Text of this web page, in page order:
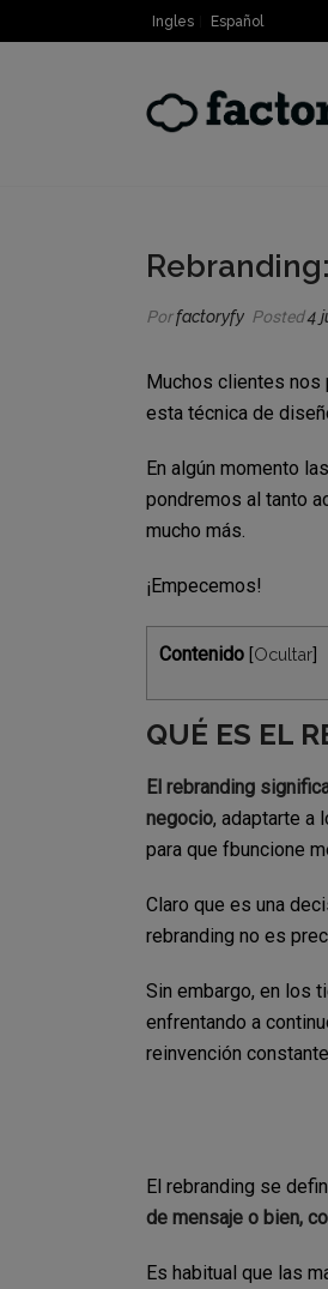
Ingles Español
Porfactoryfy Posted4
Muchos clientes nos
esta técnica de
En algún momento
pondremos al tanto
mucho más.
¡Empecemos!
Contenido Ocultar
QUÉ ES EL
El rebranding
negocio, adaptarte a
para que fbuncione
Claro que es una
rebranding no es
Sin embargo, en los
enfrentando a
reinvención
El rebranding se
de mensaje o bien,
Es habitual que las